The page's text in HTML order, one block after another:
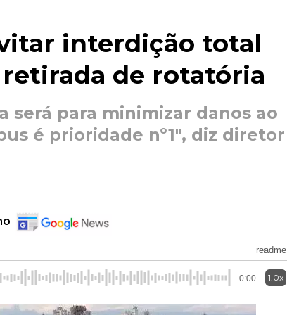
interdição total
de rotatória
será para minimizar danos ao
é prioridade nº1", diz diretor
readme
0:00 1.0x